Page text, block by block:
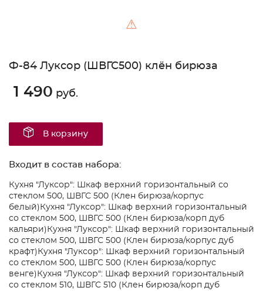
⚠
Ф-84 Луксор (ШВГС500) клён бирюза
1 490 руб.
В корзину
Входит в состав набора:
Кухня "Луксор": Шкаф верхний горизонтальный со
стеклом 500, ШВГС 500 (Клен бирюза/корпус
белый) Кухня "Луксор": Шкаф верхний горизонтальный
со стеклом 500, ШВГС 500 (Клен бирюза/корп дуб
кальяри) Кухня "Луксор": Шкаф верхний горизонтальный
со стеклом 500, ШВГС 500 (Клен бирюза/корпус дуб
крафт) Кухня "Луксор": Шкаф верхний горизонтальный
со стеклом 500, ШВГС 500 (Клен бирюза/корпус
венге) Кухня "Луксор": Шкаф верхний горизонтальный
со стеклом 510, ШВГС 510 (Клен бирюза/корп дуб